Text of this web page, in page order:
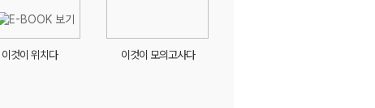
이것이 위치다 이것이 모의고사다